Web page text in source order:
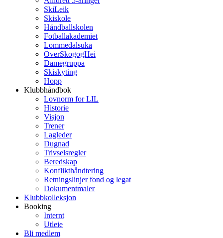
SkiLeik
Skiskole
Håndballskolen
Fotballakademiet
Lommedalsuka
OverSkogogHei
Damegruppa
Skiskyting
Hopp
Klubbhåndbok
Lovnorm for LIL
Historie
Visjon
Trener
Lagleder
Dugnad
Trivselsregler
Beredskap
Konflikthåndtering
Retningslinjer fond og legat
Dokumentmaler
Klubbkolleksjon
Booking
Internt
Utleie
Bli medlem